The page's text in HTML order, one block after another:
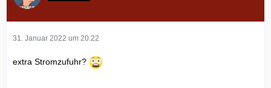
31. Januar 2022 um 20:22
extra Stromzufuhr?